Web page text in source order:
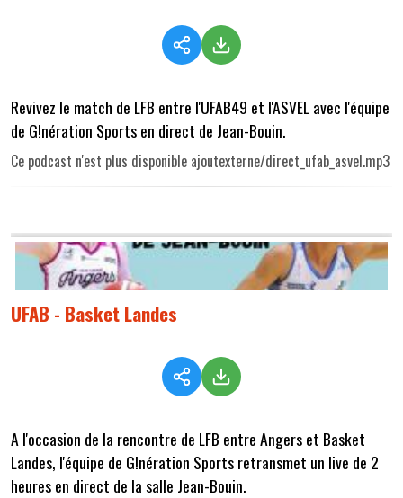
Revivez le match de LFB entre l'UFAB49 et l'ASVEL avec l'équipe
de G!nération Sports en direct de Jean-Bouin.
Ce podcast n'est plus disponible ajoutexterne/direct_ufab_asvel.mp3
UFAB - Basket Landes
A l'occasion de la rencontre de LFB entre Angers et Basket
Landes, l'équipe de G!nération Sports retransmet un live de 2
heures en direct de la salle Jean-Bouin.